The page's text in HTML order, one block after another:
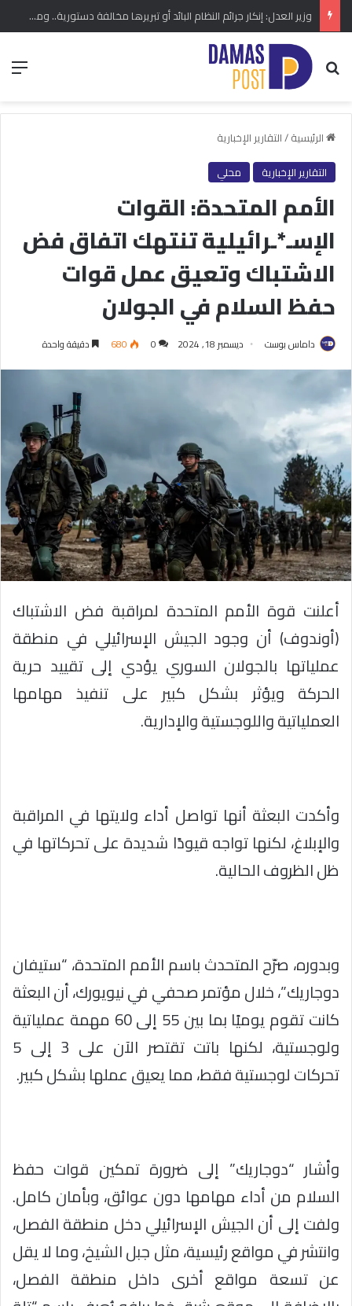
وزير العدل: إنكار جرائم النظام البائد أو تبريرها مخالفة دستورية.. ومشروع قانون خاص إلى مجلس الشعب
بحث عن
الرئيسية/التقارير الإخبارية
التقارير الإخبارية
محلي
الأمم المتحدة: القوات
الإسـ*ـرائيلية تنتهك اتفاق فض
الاشتباك وتعيق عمل قوات
حفظ السلام في الجولان
داماس بوست ديسمبر 18, 2024 0
680 دقيقة واحدة
أعلنت قوة الأمم المتحدة لمراقبة فض الاشتباك
(أوندوف) أن وجود الجيش الإسرائيلي في منطقة
عملياتها بالجولان السوري يؤدي إلى تقييد حرية
الحركة ويؤثر بشكل كبير على تنفيذ مهامها
العملياتية واللوجستية والإدارية.
وأكدت البعثة أنها تواصل أداء ولايتها في المراقبة
والإبلاغ، لكنها تواجه قيودًا شديدة على تحركاتها في
ظل الظروف الحالية.
وبدوره، صرّح المتحدث باسم الأمم المتحدة، “ستيفان
دوجاريك”، خلال مؤتمر صحفي في نيويورك، أن البعثة
كانت تقوم يوميًا بما بين 55 إلى 60 مهمة عملياتية
ولوجستية، لكنها باتت تقتصر الآن على 3 إلى 5
تحركات لوجستية فقط، مما يعيق عملها بشكل كبير.
وأشار “دوجاريك” إلى ضرورة تمكين قوات حفظ
السلام من أداء مهامها دون عوائق، وبأمان كامل.
ولفت إلى أن الجيش الإسرائيلي دخل منطقة الفصل،
وانتشر في مواقع رئيسية، مثل جبل الشيخ، وما لا يقل
عن تسعة مواقع أخرى داخل منطقة الفصل،